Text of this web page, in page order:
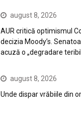
august 8, 2026
AUR critică optimismul
decizia Moody’s.
acuză o „degradare
august 8, 2026
Unde dispar vrăbiile din